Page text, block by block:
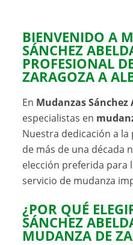
BIENVENIDO A
SÁNCHEZ
PROFESIONAL
ZARAGOZA A
En Mudanzas Sánchez
especialistas en
Nuestra dedicación a
de más de una década
elección preferida para
servicio de mudanza
¿POR QUÉ
SÁNCHEZ
MUDANZA DE